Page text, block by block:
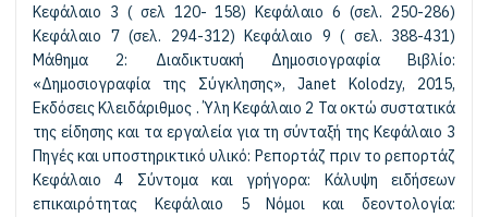
Κεφάλαιο 3 ( σελ 120- 158) Κεφάλαιο 6 (σελ. 250-286)
Κεφάλαιο 7 (σελ. 294-312) Κεφάλαιο 9 ( σελ. 388-431)
Μάθημα 2: Διαδικτυακή Δημοσιογραφία Βιβλίο:
«Δημοσιογραφία της Σύγκλησης», Janet Kolodzy, 2015,
Εκδόσεις Κλειδάριθμος . Ύλη Κεφάλαιο 2 Τα οκτώ συστατικά
της είδησης και τα εργαλεία για τη σύνταξή της Κεφάλαιο 3
Πηγές και υποστηρικτικό υλικό: Ρεπορτάζ πριν το ρεπορτάζ
Κεφάλαιο 4 Σύντομα και γρήγορα: Κάλυψη ειδήσεων
επικαιρότητας Κεφάλαιο 5 Νόμοι και δεοντολογία: